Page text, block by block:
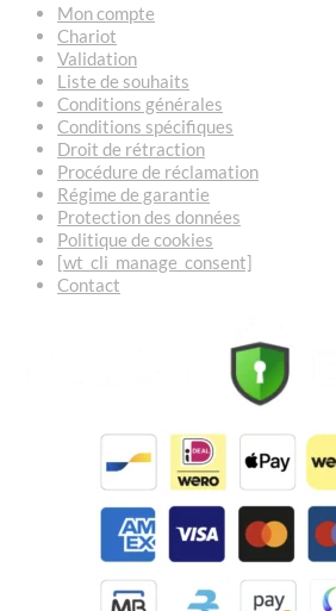
Mon compte
Chariot
Validation
Liste de souhaits
Conditions générales
Conditions spécifiques
Droit de rétraction
Procédure de réclamation
Régime de garantie
Protection des données
Politique de cookies
[wt_cli_manage_consent]
Contact